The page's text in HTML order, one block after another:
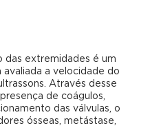
das extremidades é um
avaliada a velocidade do
Através desse
de coágulos,
das válvulas, o
ósseas, metástase,